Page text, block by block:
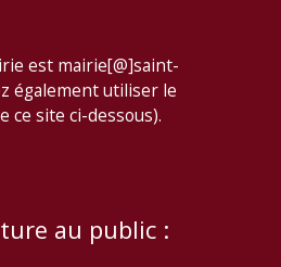
est mairie[@]saint-
également utiliser le
ce site ci-dessous).
au public :